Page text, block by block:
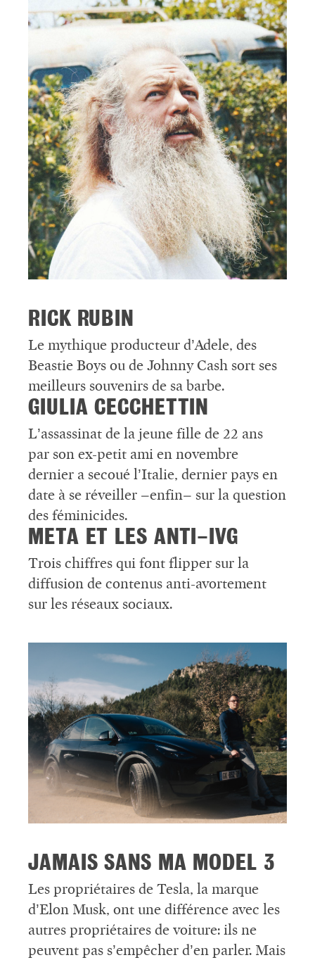
RICK RUBIN
Le mythique producteur d’Adele, des
Beastie Boys ou de Johnny Cash sort ses
meilleurs souvenirs de sa barbe.
GIULIA CECCHETTIN
L’assassinat de la jeune fille de 22 ans
par son ex-petit ami en novembre
dernier a secoué l’Italie, dernier pays en
date à se réveiller –enfin– sur la question
des féminicides.
META ET LES ANTI-IVG
Trois chiffres qui font flipper sur la
diffusion de contenus anti-avortement
sur les réseaux sociaux.
JAMAIS SANS MA MODEL 3
Les propriétaires de Tesla, la marque
d’Elon Musk, ont une différence avec les
autres propriétaires de voiture: ils ne
peuvent pas s’empêcher d’en parler. Mais